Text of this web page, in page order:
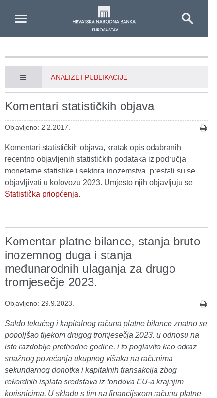
ANALIZE I PUBLIKACIJE
Komentari statističkih objava
Objavljeno: 2.2.2017.
Komentari statističkih objava, kratak opis odabranih
recentno objavljenih statističkih podataka iz područja
monetarne statistike i sektora inozemstva, prestali su se
objavljivati u kolovozu 2023. Umjesto njih objavljuju se
Statistička priopćenja.
Komentar platne bilance, stanja bruto
inozemnog duga i stanja
međunarodnih ulaganja za drugo
tromjesečje 2023.
Objavljeno: 29.9.2023.
Saldo tekućeg i kapitalnog računa platne bilance znatno se
poboljšao tijekom drugog tromjesečja 2023. u odnosu na
isto razdoblje prethodne godine, i to poglavito kao odraz
snažnog povećanja ukupnog višaka na računima
sekundarnog dohotka i kapitalnih transakcija zbog
rekordnih isplata sredstava iz fondova EU-a krajnjim
korisnicima. U skladu s tim na financijskom računu platne